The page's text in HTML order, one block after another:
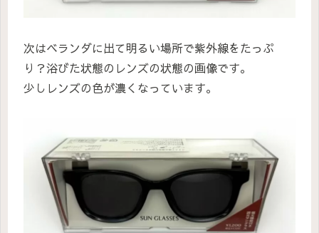
次はベランダに出て明るい場所で紫外線をたっぷ
り？浴びた状態のレンズの状態の画像です。
少しレンズの色が濃くなっています。